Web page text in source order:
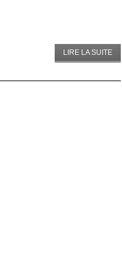
LIRE LA SUITE